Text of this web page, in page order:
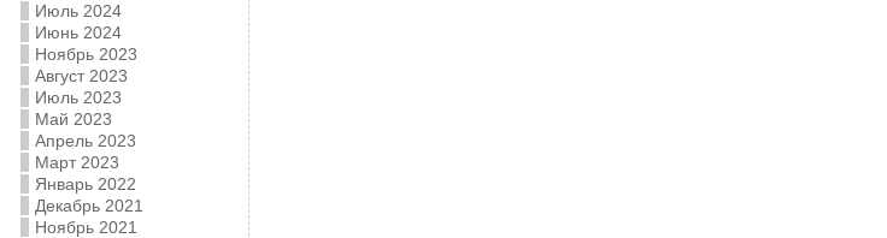
Июль 2024
Июнь 2024
Ноябрь 2023
Август 2023
Июль 2023
Май 2023
Апрель 2023
Март 2023
Январь 2022
Декабрь 2021
Ноябрь 2021